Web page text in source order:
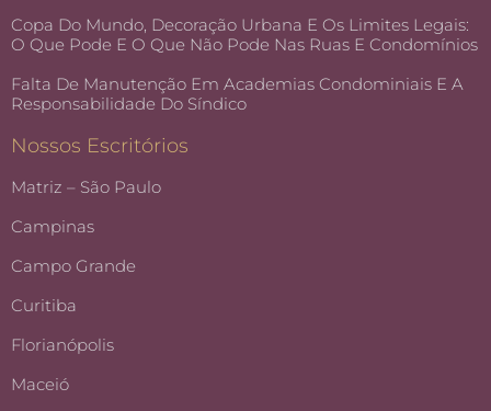
Copa Do Mundo, Decoração Urbana E Os Limites Legais:
O Que Pode E O Que Não Pode Nas Ruas E Condomínios
Falta De Manutenção Em Academias Condominiais E A
Responsabilidade Do Síndico
Nossos Escritórios
Matriz – São Paulo
Campinas
Campo Grande
Curitiba
Florianópolis
Maceió